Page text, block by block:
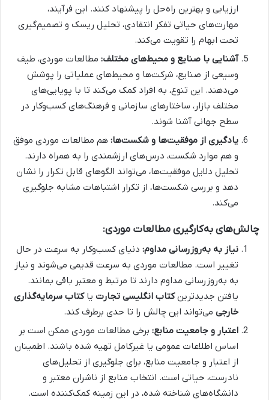
ارزیابی و بهترین راه‌حل را پیشنهاد کنند. این فرآیند،
مهارت‌های حیاتی تفکر انتقادی، تحلیل ریسک و تصمیم‌گیری
تحت ابهام را تقویت می‌کند.
آشنایی با صنایع و محیط‌های مختلف: مطالعات موردی، طیف
وسیعی از صنایع، شرکت‌ها و محیط‌های عملیاتی را پوشش
می‌دهند. این تنوع، به افراد کمک می‌کند تا با پویایی‌های
مختلف بازار، ساختارهای سازمانی و فرهنگ‌های کسب‌وکار در
سطح جهانی آشنا شوند.
یادگیری از موفقیت‌ها و شکست‌ها: هم مطالعات موردی موفق
و هم موارد شکست، درس‌های ارزشمندی را به همراه دارند.
تحلیل دلایل موفقیت‌ها، می‌تواند الگوهای قابل تکرار را نشان
دهد و بررسی شکست‌ها، از تکرار اشتباهات مشابه جلوگیری
می‌کند.
چالش‌های به‌کارگیری مطالعات موردی:
نیاز به به‌روزرسانی مداوم: دنیای کسب‌وکار به سرعت در حال
تغییر است. مطالعات موردی به سرعت قدیمی می‌شوند و نیاز
به به‌روزرسانی مداوم دارند تا مرتبط و معتبر باقی بمانند.
یافتن جدیدترینکتاب انگلیسی تجارت یاکتاب سرمایه‌گذاری
خارجی می‌تواند این چالش را تا حدی برطرف کند.
اعتبار و جامعیت منابع: برخی مطالعات موردی ممکن است بر
اساس اطلاعات عمومی یا غیرکامل تهیه شده باشند. اطمینان
از اعتبار و جامعیت منابع، برای جلوگیری از تحلیل‌های
نادرست، حیاتی است. انتخاب منابع از ناشران معتبر و
دانشگاه‌های شناخته شده، در این زمینه کمک‌کننده است.